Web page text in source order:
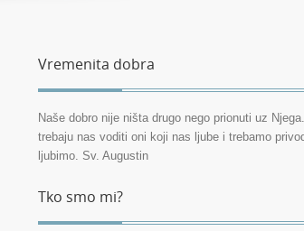
Vremenita dobra
Naše dobro nije ništa drugo nego prionuti uz
trebaju nas voditi oni koji nas ljube i trebamo
ljubimo. Sv. Augustin
Tko smo mi?